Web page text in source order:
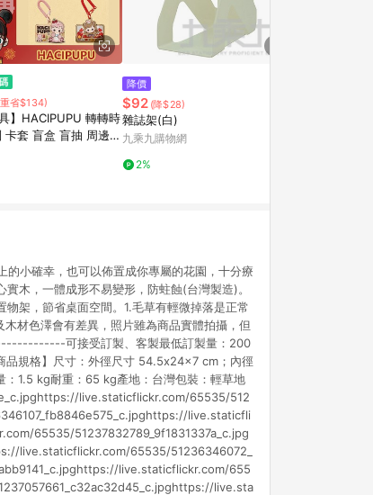
省$134)
具】HACIPUPU 轉轉時
卡套 盲盒 盲抽 周邊
泡泡瑪特 手搖
降價
$92 (降$28)
雜誌架(白)
九乘九購物網
2%
小確幸，也可以佈置成你專屬的花園，十分療
木，一體成形不易變形，防蛀蝕(台灣製造)。
架，節省桌面空間。1.毛草有輕微掉落是正常
材色澤會有差異，照片雖為商品實體拍攝，但
可接受訂製、客製最低訂製量：200
規格】尺寸：外徑尺寸 54.5x24x7 cm；內徑
1.5 kg耐重：65 kg產地：台灣包裝：輕草地
live.staticflickr.com/65535/512
live.staticfli
65535/51237832789_9f1831337a_c.jpg
live.staticflickr.com/65535/51236346072_
live.staticflickr.com/655
live.sta